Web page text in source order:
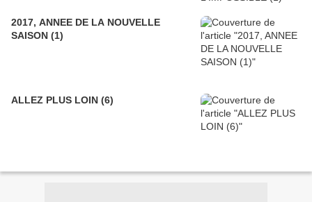
2017, ANNEE DE LA NOUVELLE
SAISON (1)
ALLEZ PLUS LOIN (6)